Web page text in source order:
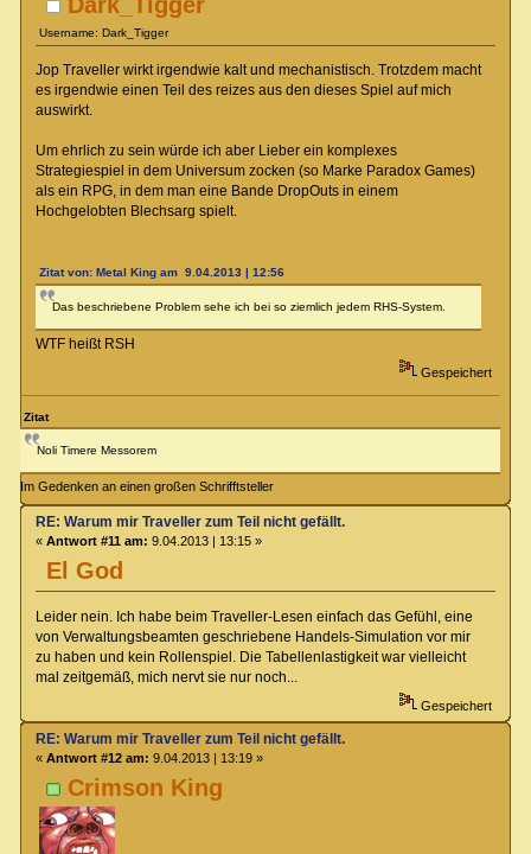
Dark_Tigger
Username: Dark_Tigger
Jop Traveller wirkt irgendwie kalt und mechanistisch. Trotzdem macht
es irgendwie einen Teil des reizes aus den dieses Spiel auf mich
auswirkt.
Um ehrlich zu sein würde ich aber Lieber ein komplexes
Strategiespiel in dem Universum zocken (so Marke Paradox Games)
als ein RPG, in dem man eine Bande DropOuts in einem
Hochgelobten Blechsarg spielt.
Zitat von: Metal King am 9.04.2013 | 12:56
Das beschriebene Problem sehe ich bei so ziemlich jedem RHS-System.
WTF heißt RSH
Gespeichert
Zitat
Noli Timere Messorem
Im Gedenken an einen großen Schrifftsteller
El God
RE: Warum mir Traveller zum Teil nicht gefällt.
« Antwort #11 am: 9.04.2013 | 13:15 »
Leider nein. Ich habe beim Traveller-Lesen einfach das Gefühl, eine
von Verwaltungsbeamten geschriebene Handels-Simulation vor mir
zu haben und kein Rollenspiel. Die Tabellenlastigkeit war vielleicht
mal zeitgemäß, mich nervt sie nur noch...
Gespeichert
Crimson King
RE: Warum mir Traveller zum Teil nicht gefällt.
« Antwort #12 am: 9.04.2013 | 13:19 »